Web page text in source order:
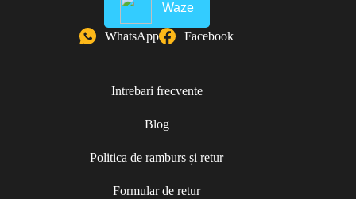
Waze
WhatsApp Facebook
Intrebari frecvente
Blog
Politica de ramburs și retur
Formular de retur